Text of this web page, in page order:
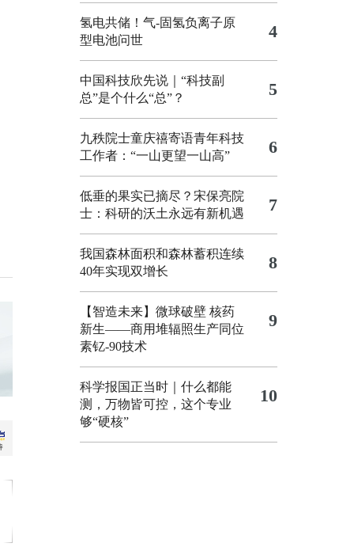
氢电共储！气-固氢负离子原
型电池问世
4
中国科技欣先说｜“科技副
总”是个什么“总”？
5
九秩院士童庆禧寄语青年科技
工作者：“一山更望一山高”
6
低垂的果实已摘尽？宋保亮院
士：科研的沃土永远有新机遇
7
我国森林面积和森林蓄积连续
40年实现双增长
8
【智造未来】微球破壁 核药
新生——商用堆辐照生产同位
素钇-90技术
9
科学报国正当时｜什么都能
测，万物皆可控，这个专业
够“硬核”
10